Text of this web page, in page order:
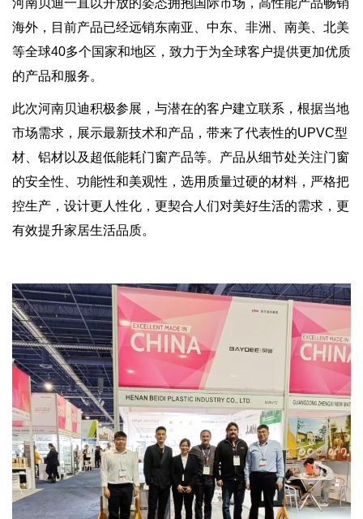
河南贝迪一直以开放的姿态拥抱国际市场，高性能产品畅销
海外，目前产品已经远销东南亚、中东、非洲、南美、北美
等全球40多个国家和地区，致力于为全球客户提供更加优质
的产品和服务。
此次河南贝迪积极参展，与潜在的客户建立联系，根据当地
市场需求，展示最新技术和产品，带来了代表性的UPVC型
材、铝材以及超低能耗门窗产品等。产品从细节处关注门窗
的安全性、功能性和美观性，选用质量过硬的材料，严格把
控生产，设计更人性化，更契合人们对美好生活的需求，更
有效提升家居生活品质。